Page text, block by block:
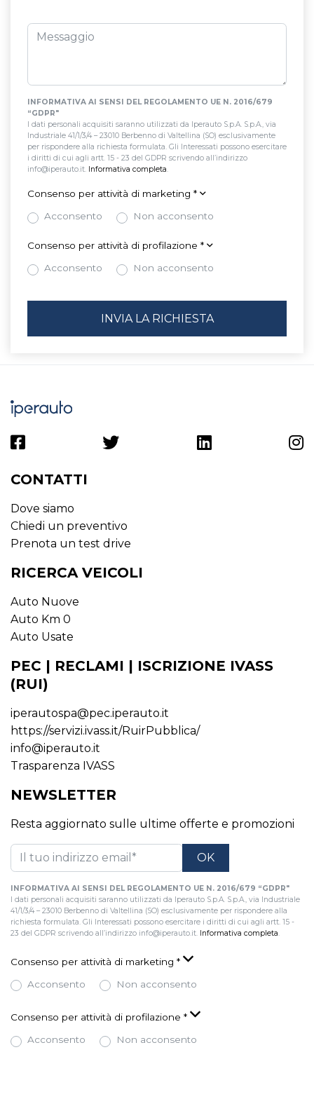
INFORMATIVA AI SENSI DEL REGOLAMENTO UE N. 2016/679
“GDPR"
I dati personali acquisiti saranno utilizzati da Iperauto S.p.A. S.p.A., via
Industriale 41/1/3/4 – 23010 Berbenno di Valtellina (SO) esclusivamente
per rispondere alla richiesta formulata. Gli Interessati possono esercitare
i diritti di cui agli artt. 15 - 23 del GDPR scrivendo all’indirizzo
info@iperauto.it. Informativa completa.
Consenso per attività di marketing *
Acconsento
Non acconsento
Consenso per attività di profilazione *
Acconsento
Non acconsento
CONTATTI
Dove siamo
Chiedi un preventivo
Prenota un test drive
RICERCA VEICOLI
Auto Nuove
Auto Km 0
Auto Usate
PEC | RECLAMI | ISCRIZIONE IVASS
(RUI)
iperautospa@pec.iperauto.it
https://servizi.ivass.it/RuirPubblica/
info@iperauto.it
Trasparenza IVASS
NEWSLETTER
Resta aggiornato sulle ultime offerte e promozioni
INFORMATIVA AI SENSI DEL REGOLAMENTO UE N. 2016/679 “GDPR"
I dati personali acquisiti saranno utilizzati da Iperauto S.p.A. S.p.A., via Industriale
41/1/3/4 – 23010 Berbenno di Valtellina (SO) esclusivamente per rispondere alla
richiesta formulata. Gli Interessati possono esercitare i diritti di cui agli artt. 15 -
23 del GDPR scrivendo all’indirizzo info@iperauto.it. Informativa completa.
Consenso per attività di marketing *
Acconsento
Non acconsento
Consenso per attività di profilazione *
Acconsento
Non acconsento